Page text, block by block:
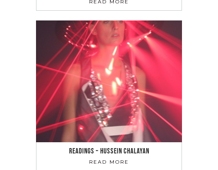
READ MORE
READINGS – HUSSEIN CHALAYAN
READ MORE